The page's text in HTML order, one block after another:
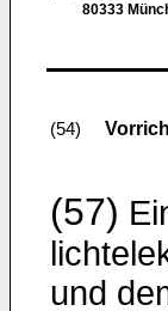
80333
(54)
(57)
und